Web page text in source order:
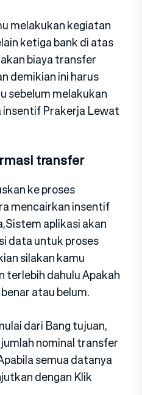
melakukan kegiatan
ketiga bank di atas
biaya transfer
demikian ini harus
sebelum melakukan
Prakerja Lewat
transfer
ke proses
mencairkan insentif
aplikasi akan
data untuk proses
silakan kamu
terlebih dahulu Apakah
atau belum.
dari Bang tujuan,
nominal transfer
semua datanya
dengan Klik